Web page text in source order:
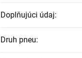
Doplňujúci údaj:
Druh pneu: